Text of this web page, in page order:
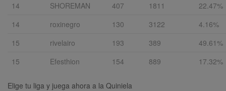
14
SHOREMAN 407 1811
22.47%
14
roxinegro 130 3122
4.16%
15
rivelairo 193 389
49.61%
15
Efesthion 154 889 17.32%
Elige tu liga y juega ahora a la Quiniela